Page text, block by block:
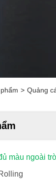
> Quảng
màu ngoài